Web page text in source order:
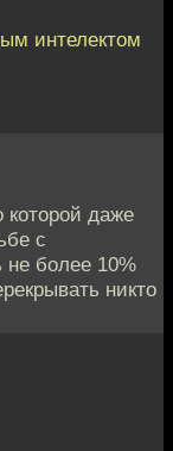
интелектом
которой даже
с
не более 10%
никто